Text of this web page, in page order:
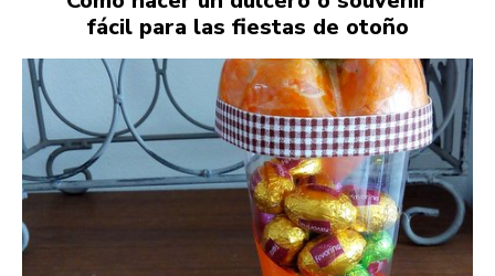
fácil para las fiestas de otoño